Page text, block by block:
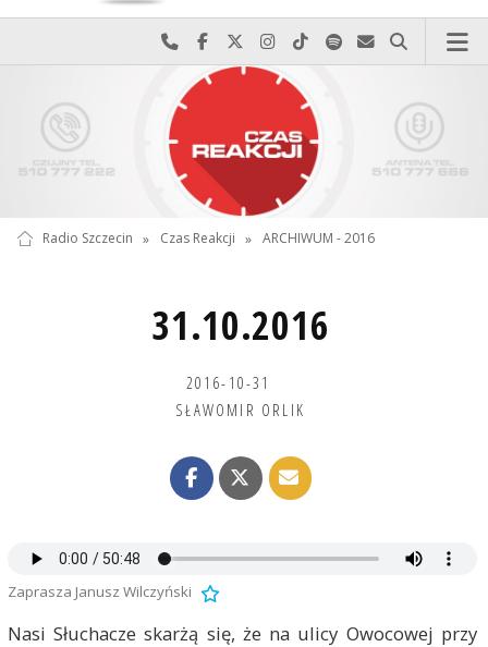
Najlepiej po prostu do nas zadzwoń
Odwiedź nas na Facebook-u
Odwiedź nas na X
Odwiedź nas na Instagram-ie
Odwiedź nas na TikTok-u
Szukaj nas na Spotify
Wyślij do nas
Szukaj
Radio Szczecin » Czas Reakcji » ARCHIWUM - 2016
31.10.2016
2016-10-31
SŁAWOMIR ORLIK
Zaprasza Janusz Wilczyński
Nasi Słuchacze skarżą się, że na ulicy Owocowej przy